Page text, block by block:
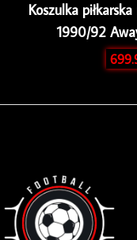
Koszulka
1990/92